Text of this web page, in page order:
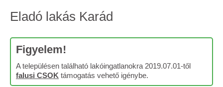
Eladó lakás Karád
Figyelem!
A településen található lakóingatlanokra 2019.07.01-től
falusi CSOK támogatás vehető igénybe.